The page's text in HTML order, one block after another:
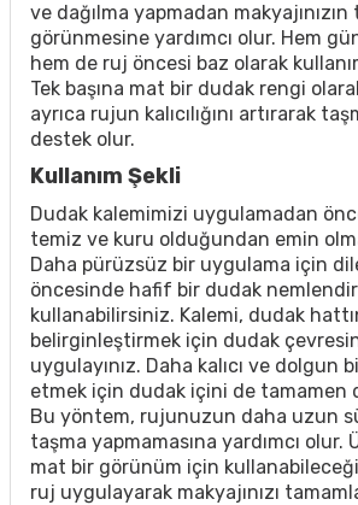
ve dağılma yapmadan makyajınızın
görünmesine yardımcı olur. Hem
hem de ruj öncesi baz olarak
Tek başına mat bir dudak rengi
ayrıca rujun kalıcılığını artırarak
destek olur.
Kullanım Şekli
Dudak kalemimizi uygulamadan
temiz ve kuru olduğundan emin
Daha pürüzsüz bir uygulama için
öncesinde hafif bir dudak
kullanabilirsiniz. Kalemi, dudak
belirginleştirmek için dudak
uygulayınız. Daha kalıcı ve dolgun
etmek için dudak içini de tamamen
Bu yöntem, rujunuzun daha uzun
taşma yapmamasına yardımcı olur.
mat bir görünüm için
ruj uygulayarak makyajınızı